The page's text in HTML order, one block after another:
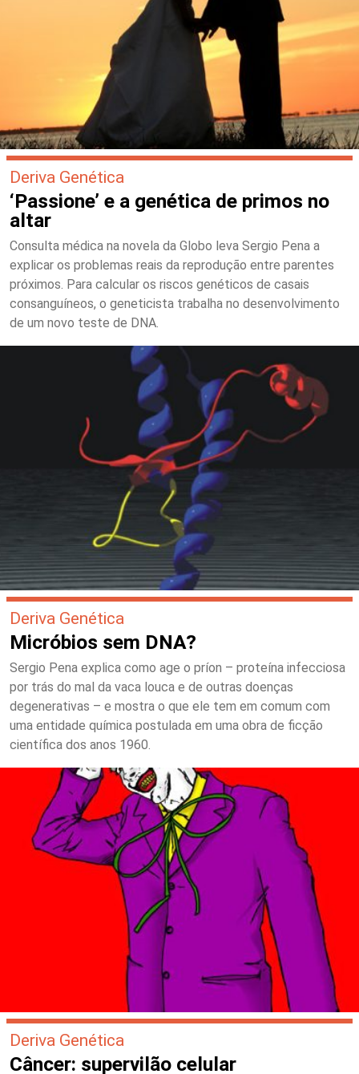
Deriva Genética
‘Passione’ e a genética de primos no
altar
Consulta médica na novela da Globo leva Sergio Pena a
explicar os problemas reais da reprodução entre parentes
próximos. Para calcular os riscos genéticos de casais
consanguíneos, o geneticista trabalha no desenvolvimento
de um novo teste de DNA.
Deriva Genética
Micróbios sem DNA?
Sergio Pena explica como age o príon – proteína infecciosa
por trás do mal da vaca louca e de outras doenças
degenerativas – e mostra o que ele tem em comum com
uma entidade química postulada em uma obra de ficção
científica dos anos 1960.
Deriva Genética
Câncer: supervilão celular